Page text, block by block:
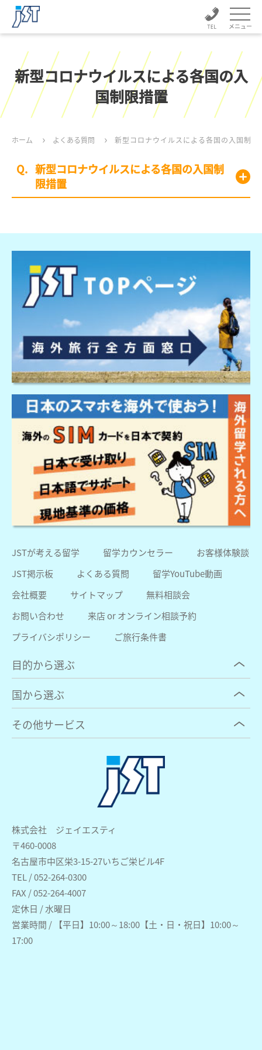
メニュー
新型コロナウイルスによる各国の入
国制限措置
ホーム よくある質問 新型コロナウイルスによる各国の入国制限
新型コロナウイルスによる各国の入国制
限措置
株式会社 ジェイエスティ
〒460-0008
名古屋市中区栄3-15-27いちご栄ビル4F
TEL / 052-264-0300
FAX / 052-264-4007
定休日 / 水曜日
営業時間 / 【平日】10:00～18:00【土・日・祝日】10:00～
17:00
JSTが考える留学 留学カウンセラー
お客様体験談
JST掲示板
よくある質問
留学YouTube動画
会社概要
サイトマップ
無料相談会
お問い合わせ
来店 or オンライン相談予約
プライバシポリシー
ご旅行条件書
目的から選ぶ
国から選ぶ
その他サービス